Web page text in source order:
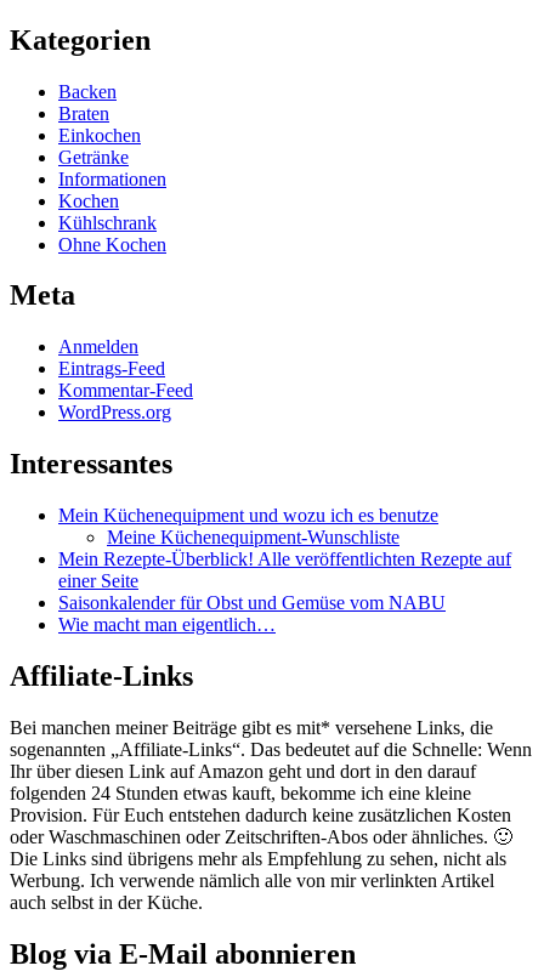
Kategorien
Backen
Braten
Einkochen
Getränke
Informationen
Kochen
Kühlschrank
Ohne Kochen
Meta
Anmelden
Eintrags-Feed
Kommentar-Feed
WordPress.org
Interessantes
Mein Küchenequipment und wozu ich es benutze
Meine Küchenequipment-Wunschliste
Mein Rezepte-Überblick! Alle veröffentlichten Rezepte auf
einer Seite
Saisonkalender für Obst und Gemüse vom NABU
Wie macht man eigentlich…
Affiliate-Links
Bei manchen meiner Beiträge gibt es mit* versehene Links, die
sogenannten „Affiliate-Links“. Das bedeutet auf die Schnelle: Wenn
Ihr über diesen Link auf Amazon geht und dort in den darauf
folgenden 24 Stunden etwas kauft, bekomme ich eine kleine
Provision. Für Euch entstehen dadurch keine zusätzlichen Kosten
oder Waschmaschinen oder Zeitschriften-Abos oder ähnliches. 🙂
Die Links sind übrigens mehr als Empfehlung zu sehen, nicht als
Werbung. Ich verwende nämlich alle von mir verlinkten Artikel
auch selbst in der Küche.
Blog via E-Mail abonnieren